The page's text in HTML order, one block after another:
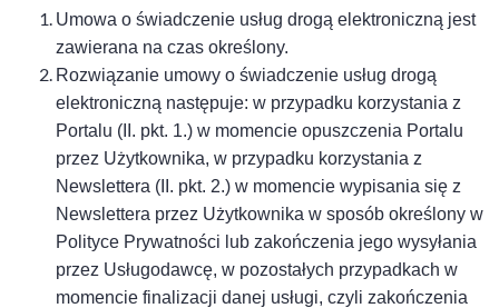
Umowa o świadczenie usług drogą elektroniczną jest
zawierana na czas określony.
Rozwiązanie umowy o świadczenie usług drogą
elektroniczną następuje: w przypadku korzystania z
Portalu (II. pkt. 1.) w momencie opuszczenia Portalu
przez Użytkownika, w przypadku korzystania z
Newslettera (II. pkt. 2.) w momencie wypisania się z
Newslettera przez Użytkownika w sposób określony w
Polityce Prywatności lub zakończenia jego wysyłania
przez Usługodawcę, w pozostałych przypadkach w
momencie finalizacji danej usługi, czyli zakończenia